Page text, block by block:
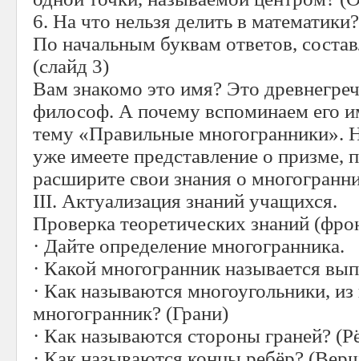
6. На что нельзя делить в
По начальным буквам ответов,
(слайд 3)
Вам знакомо это имя? Это
философ. А почему вспоминаем его
тему «Правильные многогранники».
уже имеете представление о призме,
расширите свои знания о
III. Актуализация знаний учащихся.
Проверка теоретических знаний
· Дайте определение многогранника.
· Какой многогранник называется
· Как называются многоугольники,
многогранник? (Грани)
· Как называются стороны граней?